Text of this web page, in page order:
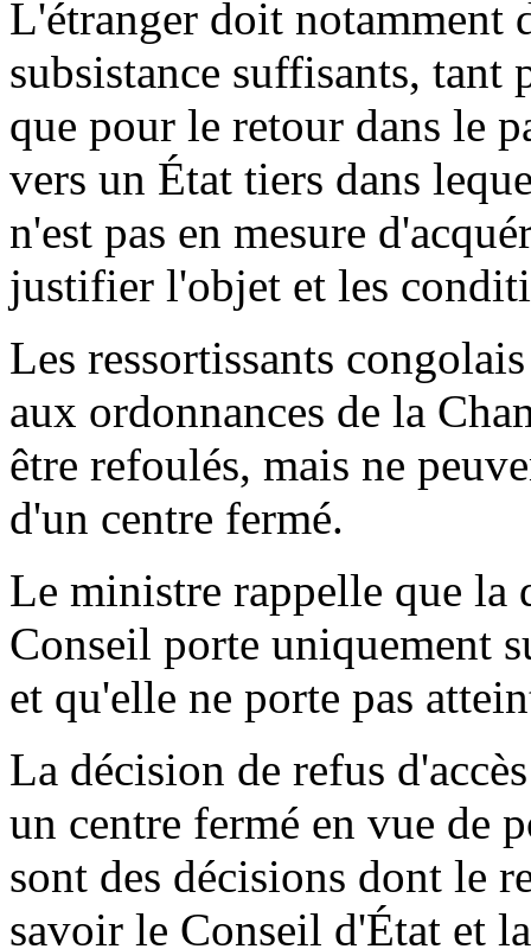
L'étranger doit notamment
subsistance suffisants, tant
que pour le retour dans le
vers un État tiers dans
n'est pas en mesure
justifier l'objet et les
Les ressortissants
aux ordonnances de la
être refoulés, mais ne
d'un centre fermé.
Le ministre rappelle que la
Conseil porte uniquement
et qu'elle ne porte pas
La décision de refus
un centre fermé en vue de
sont des décisions dont le
savoir le Conseil d'État et